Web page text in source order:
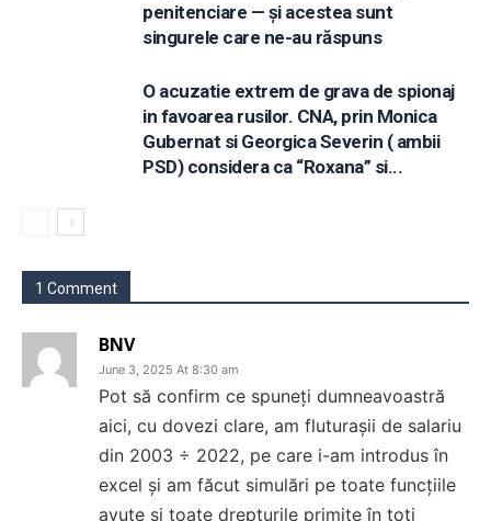
penitenciare — și acestea sunt
singurele care ne-au răspuns
O acuzatie extrem de grava de spionaj
in favoarea rusilor. CNA, prin Monica
Gubernat si Georgica Severin ( ambii
PSD) considera ca “Roxana” si...
1 Comment
BNV
June 3, 2025 At 8:30 am
Pot să confirm ce spuneți dumneavoastră
aici, cu dovezi clare, am fluturașii de salariu
din 2003 ÷ 2022, pe care i-am introdus în
excel și am făcut simulări pe toate funcțiile
avute și toate drepturile primite în toți